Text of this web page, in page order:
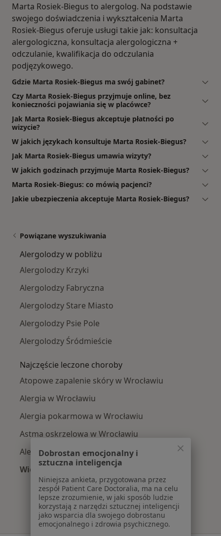
Marta Rosiek-Biegus to alergolog. Na podstawie
swojego doświadczenia i wykształcenia Marta
Rosiek-Biegus oferuje usługi takie jak: konsultacja
alergologiczna, konsultacja alergologiczna +
odczulanie, kwalifikacja do odczulania
podjęzykowego.
Gdzie Marta Rosiek-Biegus ma swój gabinet?
Czy Marta Rosiek-Biegus przyjmuje online, bez
konieczności pojawiania się w placówce?
Jak Marta Rosiek-Biegus akceptuje płatności po
wizycie?
W jakich językach konsultuje Marta Rosiek-Biegus?
Jak Marta Rosiek-Biegus umawia wizyty?
W jakich godzinach przyjmuje Marta Rosiek-Biegus?
Marta Rosiek-Biegus: co mówią pacjenci?
Jakie ubezpieczenia akceptuje Marta Rosiek-Biegus?
Powiązane wyszukiwania
Alergolodzy w pobliżu
Alergolodzy Krzyki
Alergolodzy Fabryczna
Alergolodzy Stare Miasto
Alergolodzy Psie Pole
Alergolodzy Śródmieście
Najczęście leczone choroby
Atopowe zapalenie skóry w Wrocławiu
Alergia w Wrocławiu
Alergia pokarmowa w Wrocławiu
Astma oskrzelowa w Wrocławiu
Alergia dróg oddechowych w Wrocławiu
Więcej (15)
Więcej w kategorii: Najczęście leczone
Dobrostan emocjonalny i
sztuczna inteligencja
Niniejsza ankieta, przygotowana przez
zespół Patient Care Doctoralia, ma na celu
lepsze zrozumienie, w jaki sposób ludzie
korzystają z narzędzi sztucznej inteligencji
jako wsparcia dla swojego dobrostanu
emocjonalnego i zdrowia psychicznego.